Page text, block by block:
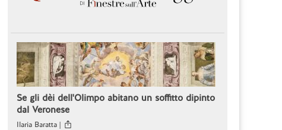
Se gli dèi dell'Olimpo abitano un soffitto dipinto
dal Veronese
Ilaria Baratta |